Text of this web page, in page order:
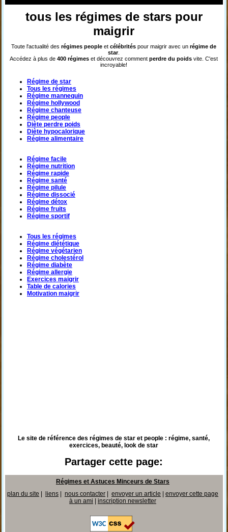
tous les régimes de stars pour
maigrir
Toute l'actualité desrégimespeopleetcélébrités pour maigrir avec unrégime de
star.
Accédez à plus de400 régimeset découvrez commentperdre du poidsvite. C'est
incroyable!
Régime de star
Tous les régimes
Régime mannequin
Régime hollywood
Régime chanteuse
Régime people
Diète perdre poids
Diète hypocalorique
Régime alimentaire
Régime facile
Régime nutrition
Régime rapide
Régime santé
Régime pilule
Régime dissocié
Régime détox
Régime fruits
Régime sportif
Tous les régimes
Régime diététique
Régime végétarien
Régime cholestérol
Régime diabète
Régime allergie
Exercices maigrir
Table de calories
Motivation maigrir
Le site de référence des régimes de star et people : régime, santé,
exercices, beauté, look de star
Partager cette page:
Régimes et Astuces Minceurs de Stars
plan du site
liens| nous contacter| envoyer un article
envoyer cette page
à un ami
inscription newsletter